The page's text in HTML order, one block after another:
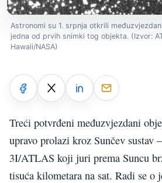
Astronomi su 1. srpnja otkrili
jedna od prvih snimki tog objekta. (Izvor:
Hawaii/NASA)
Treći potvrđeni međuzvjezdani
upravo prolazi kroz Sunčev
3I/ATLAS koji juri prema Suncu
tisuća kilometara na sat. Radi se o